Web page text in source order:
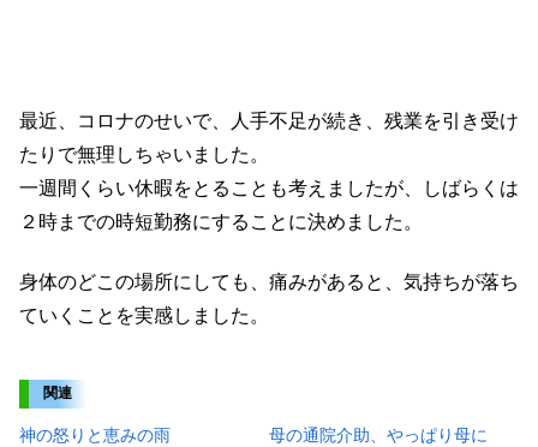
最近、コロナのせいで、人手不足が続き、残業を引き受け
たりで無理しちゃいました。
一週間くらい休暇をとることも考えましたが、しばらくは
２時までの時短勤務にすることに決めました。
身体のどこの場所にしても、痛みがあると、気持ちが落ち
ていくことを実感しました。
関連
神の怒りと恵みの雨
母の通院介助、やっぱり母に